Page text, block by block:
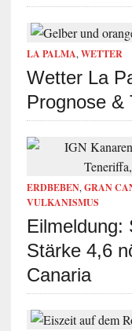
LA PALMA,WETTER
Wetter La
Prognose &
ERDBEBEN,GRAN
VULKANISMUS
Eilmeldung:
Stärke 4,6
Canaria